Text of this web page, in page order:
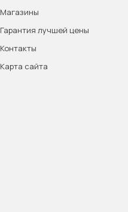
Магазины
Гарантия лучшей цены
Контакты
Карта сайта